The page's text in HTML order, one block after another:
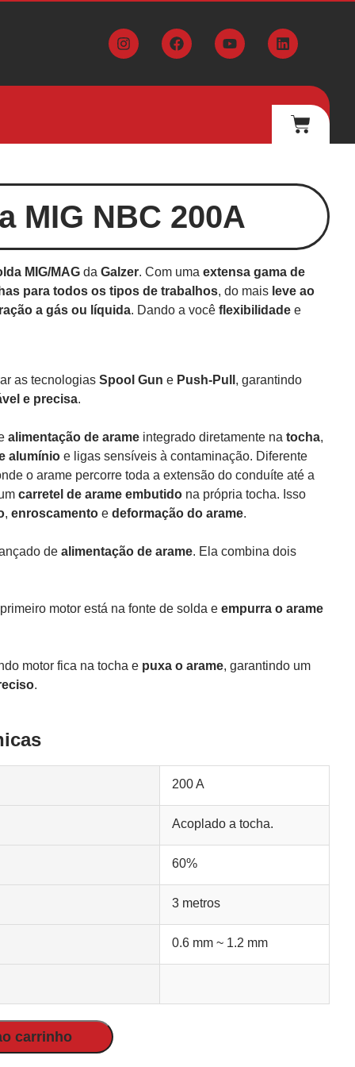
MIG NBC 200A
MIG/MAG da Galzer. Com uma extensa gama de
para todos os tipos de trabalhos, do mais leve ao
a gás ou líquida. Dando a você flexibilidade e
as tecnologias Spool Gun e Push-Pull , garantindo
e precisa.
alimentação de arame integrado diretamente na tocha,
alumínio e ligas sensíveis à contaminação. Diferente
o arame percorre toda a extensão do conduíte até a
carretel de arame embutido na própria tocha. Isso
, enroscamento e deformação do arame.
de alimentação de arame. Ela combina dois
motor está na fonte de solda e empurra o arame
motor fica na tocha e puxa o arame, garantindo um
.
200 A
Acoplado a tocha.
60%
3 metros
0.6 mm ~ 1.2 mm
carrinho